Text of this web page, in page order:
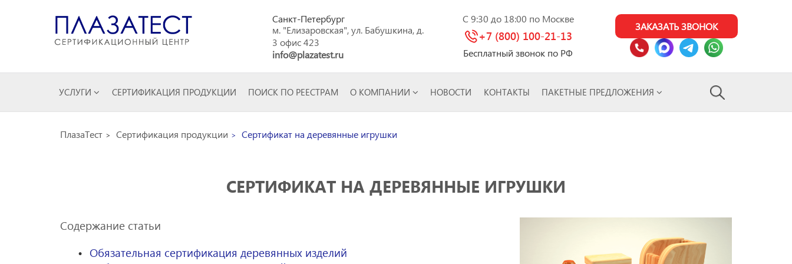
Санкт-Петербург
м. "Елизаровская", ул. Бабушкина, д.
3 офис 423
info@plazatest.ru
C 9:30 до 18:00 по Москве
+7 (800) 100-21-13
Бесплатный звонок по РФ
ЗАКАЗАТЬ ЗВОНОК
УСЛУГИ СЕРТИФИКАЦИЯ ПРОДУКЦИИ ПОИСК ПО РЕЕСТРАМ О КОМПАНИИ НОВОСТИ КОНТАКТЫ ПАКЕТНЫЕ ПРЕДЛОЖЕНИЯ
ПлазаТест Сертификация продукции Сертификат на деревянные игрушки
СЕРТИФИКАТ НА ДЕРЕВЯННЫЕ ИГРУШКИ
Содержание статьи
Обязательная сертификация деревянных изделий